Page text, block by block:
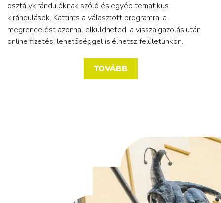
osztálykirándulóknak szóló és egyéb tematikus
kirándulások. Kattints a választott programra, a
megrendelést azonnal elküldheted, a visszaigazolás után
online fizetési lehetőséggel is élhetsz felületünkön.
TOVÁBB